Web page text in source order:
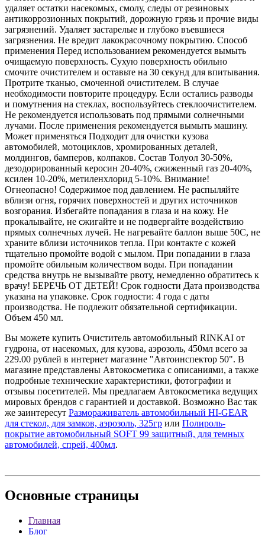
удаляет остатки насекомых, смолу, следы от резиновых
антикоррозионных покрытий, дорожную грязь и прочие виды
загрязнений. Удаляет застарелые и глубоко въевшиеся
загрязнения. Не вредит лакокрасочному покрытию. Способ
применения Перед использованием рекомендуется вымыть
очищаемую поверхность. Сухую поверхность обильно
смочите очистителем и оставьте на 30 секунд для впитывания.
Протрите тканью, смоченной очистителем. В случае
необходимости повторите процедуру. Если остались разводы
и помутнения на стеклах, воспользуйтесь стеклоочистителем.
Не рекомендуется использовать под прямыми солнечными
лучами. После применения рекомендуется вымыть машину.
Может применяться Подходит для очистки кузова
автомобилей, мотоциклов, хромированных деталей,
молдингов, бамперов, колпаков. Состав Толуол 30-50%,
дезодорированный керосин 20-40%, сжиженный газ 20-40%,
ксилен 10-20%, метиленхлорид 5-10%. Внимание!
Огнеопасно! Содержимое под давлением. Не распыляйте
вблизи огня, горячих поверхностей и других источников
возгорания. Избегайте попадания в глаза и на кожу. Не
прокалывайте, не сжигайте и не подвергайте воздействию
прямых солнечных лучей. Не нагревайте баллон выше 50С, не
храните вблизи источников тепла. При контакте с кожей
тщательно промойте водой с мылом. При попадании в глаза
промойте обильным количеством воды. При попадании
средства внутрь не вызывайте рвоту, немедленно обратитесь к
врачу! БЕРЕЧЬ ОТ ДЕТЕЙ! Срок годности Дата производства
указана на упаковке. Срок годности: 4 года с даты
производства. Не подлежит обязательной сертификации.
Объем 450 мл.
Вы можете купить Очиститель автомобильный RINKAI от
гудрона, от насекомых, для кузова, аэрозоль, 450мл всего за
229.00 рублей в интернет магазине "Автоинспектор 50". В
магазине представлены Автокосметика с описаниями, а также
подробные технические характеристики, фотографии и
отзывы посетителей. Мы предлагаем Автокосметика ведущих
мировых брендов с гарантией и доставкой. Возможно Вас так
же заинтересут Размораживатель автомобильный HI-GEAR
для стекол, для замков, аэрозоль, 325гр или Полироль-
покрытие автомобильный SOFT 99 защитный, для темных
автомобилей, спрей, 400мл.
Основные страницы
Главная
Блог